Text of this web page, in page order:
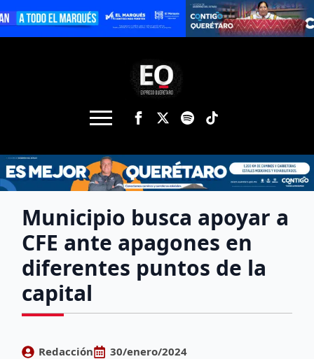
Municipio busca apoyar a
CFE ante apagones en
diferentes puntos de la
capital
Redacción 30/enero/2024